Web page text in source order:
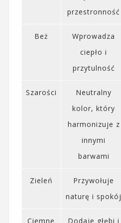
przestronność
Beż
Wprowadza
ciepło i
przytulność
Szarości
Neutralny
kolor, który
harmonizuje z
innymi
barwami
Zieleń
Przywołuje
naturę i spokój
Ciemne Dodaje głębi i